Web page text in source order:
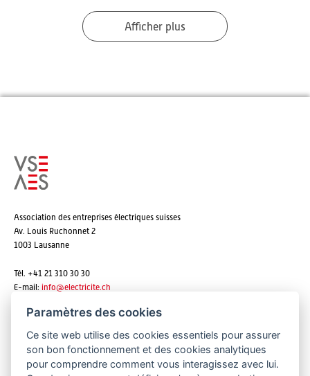
Afficher plus
Association des entreprises électriques suisses
Av. Louis Ruchonnet 2
1003 Lausanne
Tél. +41 21 310 30 30
E-mail: info@electricite.ch
S'abonner aux newsletters
Paramètres des cookies
Ce site web utilise des cookies essentiels pour assurer
son bon fonctionnement et des cookies analytiques
pour comprendre comment vous interagissez avec lui.